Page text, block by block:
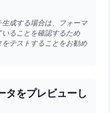
成する場合は、フォーマ
いることを確認するため
テストすることをお勧め
タをプレビューし